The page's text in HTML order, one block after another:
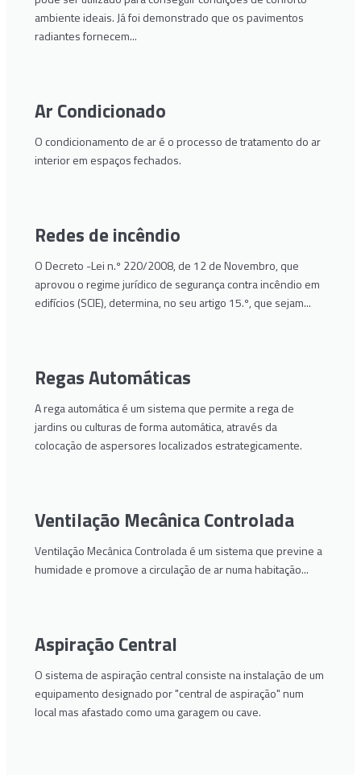
ambiente ideais. Já foi demonstrado que os pavimentos
radiantes fornecem...
Ar Condicionado
O condicionamento de ar é o processo de tratamento do ar
interior em espaços fechados.
Redes de incêndio
O Decreto -Lei n.º 220/2008, de 12 de Novembro, que
aprovou o regime jurídico de segurança contra incêndio em
edifícios (SCIE), determina, no seu artigo 15.º, que sejam...
Regas Automáticas
A rega automática é um sistema que permite a rega de
jardins ou culturas de forma automática, através da
colocação de aspersores localizados estrategicamente.
Ventilação Mecânica Controlada
Ventilação Mecânica Controlada é um sistema que previne a
humidade e promove a circulação de ar numa habitação...
Aspiração Central
O sistema de aspiração central consiste na instalação de um
equipamento designado por "central de aspiração" num
local mas afastado como uma garagem ou cave.